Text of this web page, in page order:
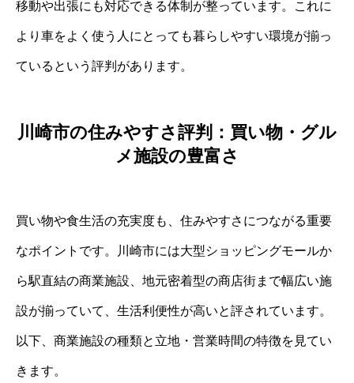
移動や出張にも対応できる体制が整っています。これに
より車をよく使う人にとっても暮らしやすい環境が揃っ
ているという評判があります。
川崎市の住みやすさ評判：買い物・グル
メ施設の豊富さ
買い物や食生活の充実度も、住みやすさにつながる重要
なポイントです。川崎市には大型ショッピングモールか
ら駅直結の商業施設、地元密着型の商店街まで幅広い施
設が揃っていて、生活利便性が高いと評されています。
以下、商業施設の種類と立地・営業時間の特徴を見てい
きます。